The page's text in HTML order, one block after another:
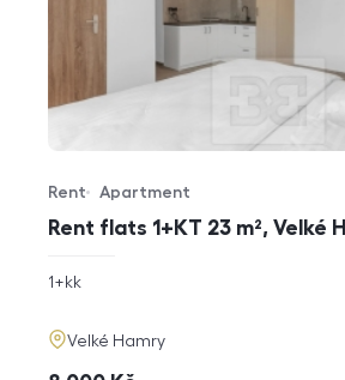
Rent flats 1+KT 23 m², Velké
Offer type
Rent
Property type
Apartment
rozměry
1+kk
adresa
Velké Hamry